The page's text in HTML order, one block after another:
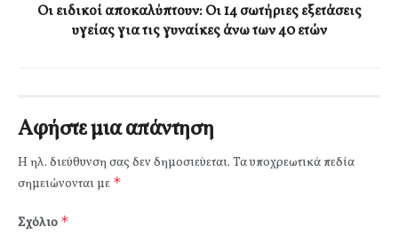
Οι ειδικοί αποκαλύπτουν: Οι 14 σωτήριες εξετάσεις
υγείας για τις γυναίκες άνω των 40 ετών
Αφήστε μια απάντηση
Η ηλ. διεύθυνση σας δεν δημοσιεύεται. Τα υποχρεωτικά πεδία
σημειώνονται με *
Σχόλιο *